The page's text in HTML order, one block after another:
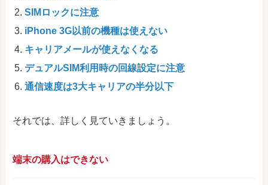
SIMロックに注意
iPhone 3G以前の機種は使えない
キャリアメールが使えなくなる
デュアルSIM利用時の回線設定に注意
通信速度は3大キャリアの半分以下
それでは、詳しく見ていきましょう。
端末の購入はできない